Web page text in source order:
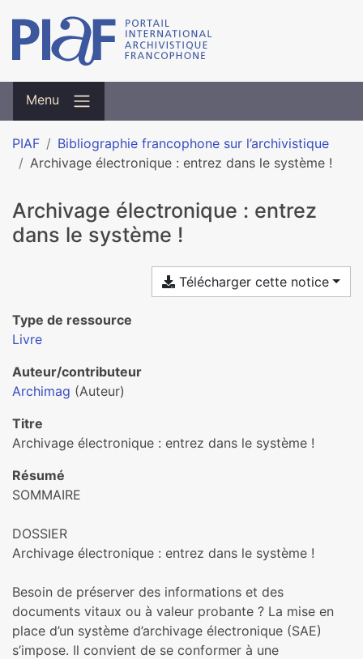
Menu
PIAF
Bibliographie francophone sur l’archivistique
Archivage électronique : entrez dans le système !
Archivage électronique : entrez
dans le système !
Télécharger cette notice
Type de ressource
Livre
Auteur/contributeur
Archimag (Auteur)
Titre
Archivage électronique : entrez dans le système !
Résumé
SOMMAIRE
DOSSIER
Archivage électronique : entrez dans le système !
Besoin de préserver des informations et des
documents vitaux ou à valeur probante ? La mise en
place d’un système d’archivage électronique (SAE)
s’impose. Il convient de se conformer à une